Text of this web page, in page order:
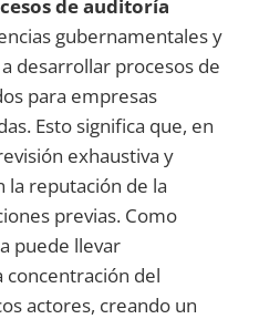
de auditoría
gubernamentales y
desarrollar procesos de
para empresas
Esto significa que, en
exhaustiva y
la reputación de la
previas. Como
puede llevar
del
actores, creando un